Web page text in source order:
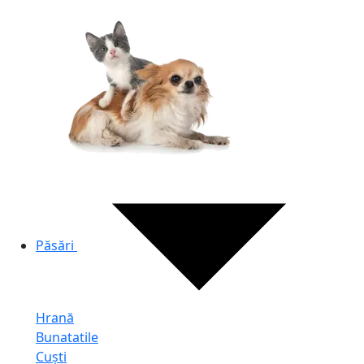
Păsări
Hrană
Bunatatile
Cuști